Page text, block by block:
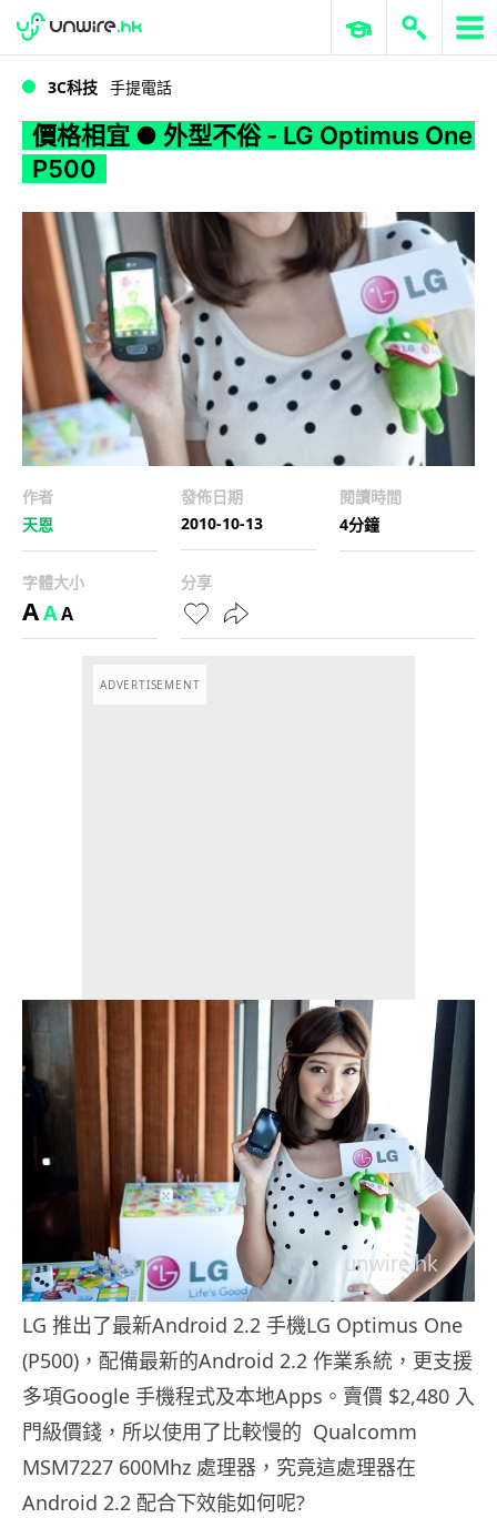
WWDC 2026 ERP 與商業 AI
3C科技 手提電話
價格相宜 ● 外型不俗 - LG Optimus One
P500
作者
天恩
發佈日期
2010-10-13
閱讀時間
4分鐘
字體大小
AAA
分享
ADVERTISEMENT
LG 推出了最新Android 2.2 手機LG Optimus One
(P500)，配備最新的Android 2.2 作業系統，更支援
多項Google 手機程式及本地Apps。賣價 $2,480 入
門級價錢，所以使用了比較慢的 Qualcomm
MSM7227 600Mhz 處理器，究竟這處理器在
Android 2.2 配合下效能如何呢?